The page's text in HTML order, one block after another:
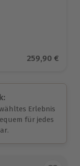
Aktueller
259,90 €
Erlebnis
für jedes